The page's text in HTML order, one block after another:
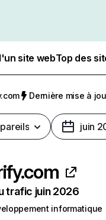
site webTop des
Dernière mise à
juin
trafic juin 2026
informatique